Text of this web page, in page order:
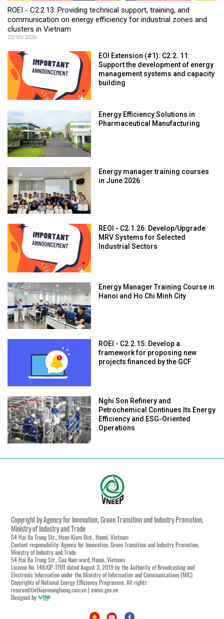
ROEI - C2.2.13: Providing technical support, training, and
communication on energy efficiency for industrial zones and
clusters in Vietnam
22/05/2026
EOI Extension (#1): C2.2. 11:
Support the development of energy
management systems and capacity
building
Energy Efficiency Solutions in
Pharmaceutical Manufacturing
Energy manager training courses
in June 2026
REOI - C2.1.26: Develop/Upgrade
MRV Systems for Selected
Industrial Sectors
Energy Manager Training Course in
Hanoi and Ho Chi Minh City
ROEI - C2.2.15: Develop a
framework for proposing new
projects financed by the GCF
Nghi Son Refinery and
Petrochemical Continues Its Energy
Efficiency and ESG-Oriented
Operations
Copyright by Agency for Innovation, Green Transition and Industry Promotion,
Ministry of Industry and Trade
54 Hai Ba Trung Str., Hoan Kiem Dist., Hanoi, Vietnam
Content responsibility: Agency for Innovation, Green Transition and Industry Promotion,
Ministry of Industry and Trade
54 Hai Ba Trung Str., Cua Nam ward, Hanoi, Vietnam
License No. 148/GP-TTĐT dated August 3, 2019 by the Authority of Broadcasting and
Electronic Information under the Ministry of Information and Communications (MIC)
Copyrights of National Energy Efficiency Programme. All rights
reserved:tietkiemnangluong.com.vn | vneec.gov.vn
Designed by